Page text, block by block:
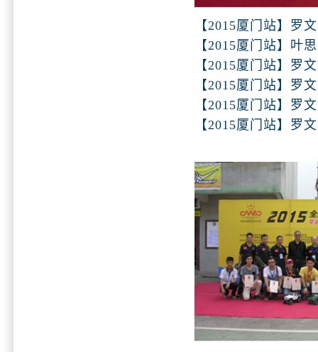
【2015厦门站】罗
【2015厦门站】叶
【2015厦门站】罗
【2015厦门站】罗
【2015厦门站】罗
【2015厦门站】罗